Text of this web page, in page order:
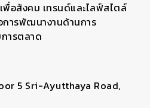
พื่อสังคม เทรนด์และไลฟ์สไตล์
การพัฒนางานด้านการ
ารตลาด
5 Sri-Ayutthaya Road,